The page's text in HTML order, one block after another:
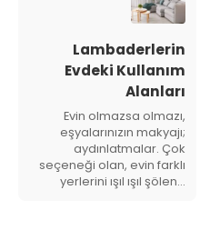
Lambaderlerin
Evdeki Kullanım
Alanları
Evin olmazsa olmazı,
eşyalarınızın makyajı;
aydınlatmalar. Çok
seçeneği olan, evin farklı
yerlerini ışıl ışıl şölen…